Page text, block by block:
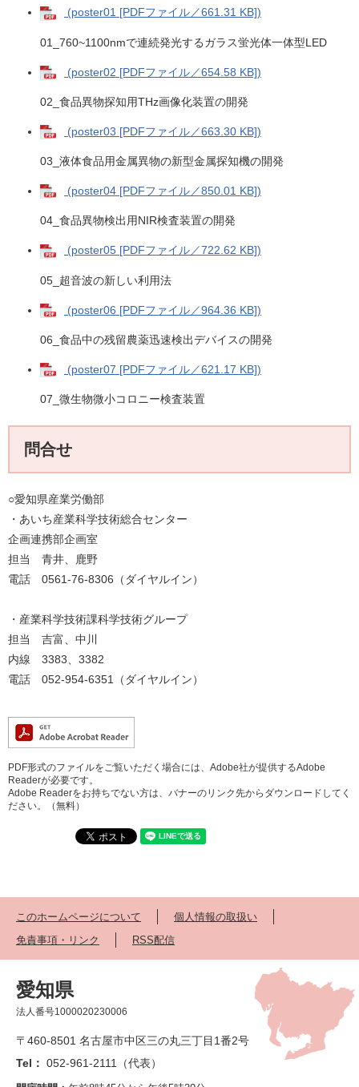
(poster01 [PDFファイル／661.31 KB])
01_760~1100nmで連続発光するガラス蛍光体一体型LED
(poster02 [PDFファイル／654.58 KB])
02_食品異物探知用THz画像化装置の開発
(poster03 [PDFファイル／663.30 KB])
03_液体食品用金属異物の新型金属探知機の開発
(poster04 [PDFファイル／850.01 KB])
04_食品異物検出用NIR検査装置の開発
(poster05 [PDFファイル／722.62 KB])
05_超音波の新しい利用法
(poster06 [PDFファイル／964.36 KB])
06_食品中の残留農薬迅速検出デバイスの開発
(poster07 [PDFファイル／621.17 KB])
07_微生物微小コロニー検査装置
問合せ
○愛知県産業労働部
・あいち産業科学技術総合センター
企画連携部企画室
担当 青井、鹿野
電話 0561-76-8306（ダイヤルイン）
・産業科学技術課科学技術グループ
担当 吉富、中川
内線 3383、3382
電話 052-954-6351（ダイヤルイン）
PDF形式のファイルをご覧いただく場合には、Adobe社が提供するAdobe
Readerが必要です。
Adobe Readerをお持ちでない方は、バナーのリンク先からダウンロードしてく
ださい。（無料）
このホームページについて
個人情報の取扱い
免責事項・リンク
RSS配信
愛知県
法人番号1000020230006
〒460-8501 名古屋市中区三の丸三丁目1番2号
Tel： 052-961-2111（代表）